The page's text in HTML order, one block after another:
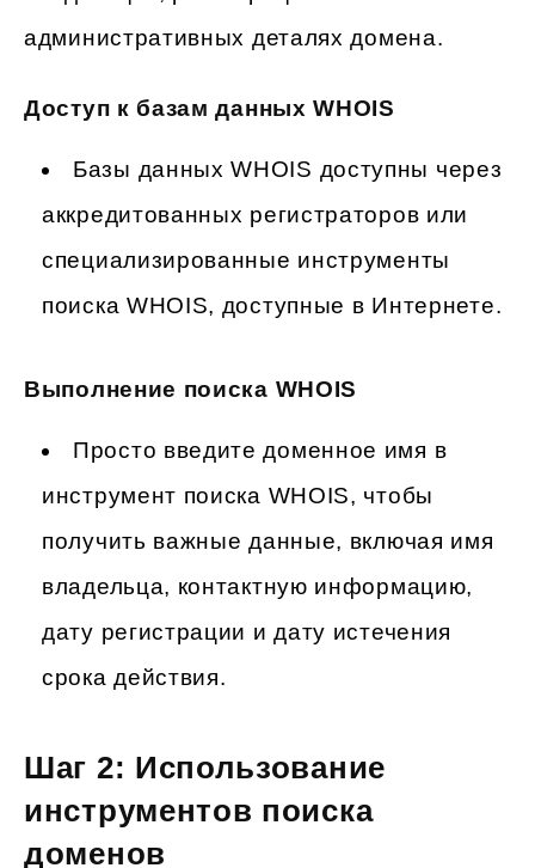
административных деталях домена.
Доступ к базам данных WHOIS
Базы данных WHOIS доступны через
аккредитованных регистраторов или
специализированные инструменты
поиска WHOIS, доступные в Интернете.
Выполнение поиска WHOIS
Просто введите доменное имя в
инструмент поиска WHOIS, чтобы
получить важные данные, включая имя
владельца, контактную информацию,
дату регистрации и дату истечения
срока действия.
Шаг 2: Использование
инструментов поиска
доменов